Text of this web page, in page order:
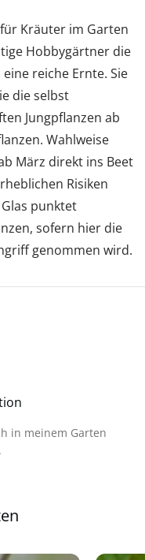
Kräuter im Garten
Hobbygärtner die
reiche Ernte. Sie
die selbst
Jungpflanzen ab
Wahlweise
März direkt ins Beet
Risiken
punktet
sofern hier die
genommen wird.
in meinem Garten